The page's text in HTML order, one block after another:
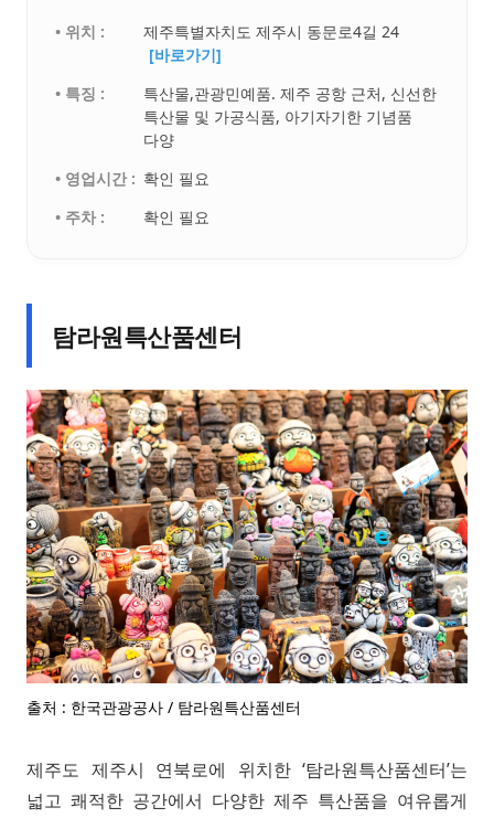
• 위치 :
제주특별자치도 제주시 동문로4길 24
[바로가기]
• 특징 :
특산물,관광민예품. 제주 공항 근처, 신선한
특산물 및 가공식품, 아기자기한 기념품
다양
• 영업시간 : 확인 필요
• 주차 :
확인 필요
탐라원특산품센터
출처 : 한국관광공사 / 탐라원특산품센터
제주도 제주시 연북로에 위치한 ‘탐라원특산품센터’는
넓고 쾌적한 공간에서 다양한 제주 특산품을 여유롭게